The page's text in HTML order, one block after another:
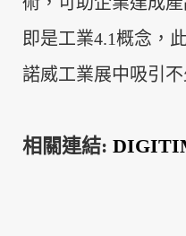
即是工業4.1概念，
諾威工業展中吸引
相關連結: